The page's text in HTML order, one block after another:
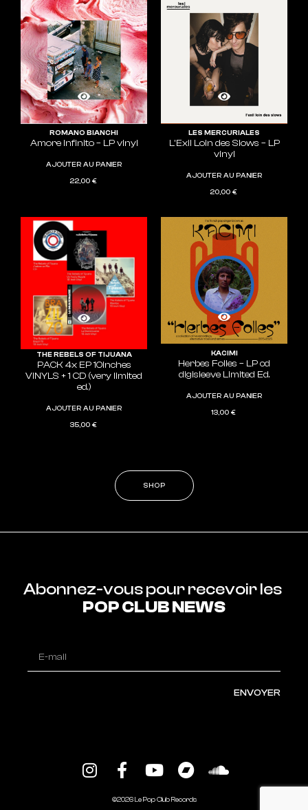
ROMANO BIANCHI
Amore Infinito – LP vinyl
22,00€
AJOUTER AU PANIER
LES MERCURIALES
L’Exil Loin des Slows – LP
vinyl
20,00€
AJOUTER AU PANIER
THE REBELS OF TIJUANA
PACK 4x EP 10inches
VINYLS + 1 CD (very limited
ed.)
35,00€
AJOUTER AU PANIER
KACIMI
Herbes Folles – LP cd
digisleeve Limited Ed.
13,00€
AJOUTER AU PANIER
SHOP
POP CLUB NEWS
ENVOYER
©2026 Le Pop Club Records